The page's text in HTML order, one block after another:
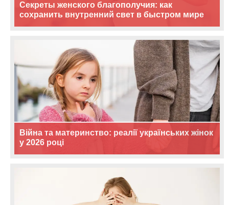
Секреты женского благополучия: как
сохранить внутренний свет в быстром мире
Війна та материнство: реалії українських жінок
у 2026 році